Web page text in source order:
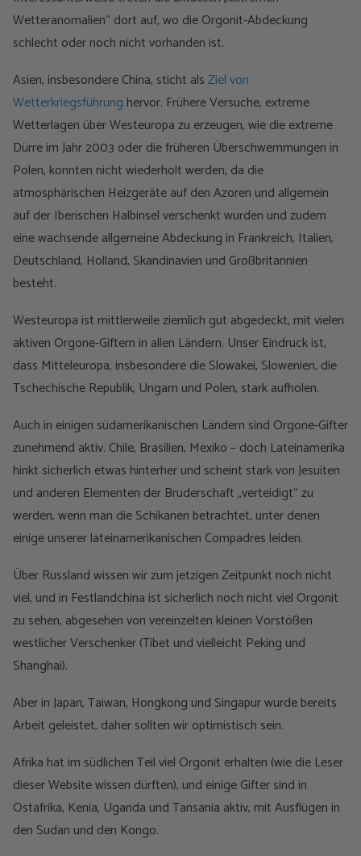
Wetteranomalien“ dort auf, wo die Orgonit-Abdeckung
schlecht oder noch nicht vorhanden ist.
Asien, insbesondere China, sticht alsZiel von
Wetterkriegsführung hervor. Frühere Versuche, extreme
Wetterlagen über Westeuropa zu erzeugen, wie die extreme
Dürre im Jahr 2003 oder die früheren Überschwemmungen in
Polen, konnten nicht wiederholt werden, da die
atmosphärischen Heizgeräte auf den Azoren und allgemein
auf der Iberischen Halbinsel verschenkt wurden und zudem
eine wachsende allgemeine Abdeckung in Frankreich, Italien,
Deutschland, Holland, Skandinavien und Großbritannien
besteht.
Westeuropa ist mittlerweile ziemlich gut abgedeckt, mit vielen
aktiven Orgone-Giftern in allen Ländern. Unser Eindruck ist,
dass Mitteleuropa, insbesondere die Slowakei, Slowenien, die
Tschechische Republik, Ungarn und Polen, stark aufholen.
Auch in einigen südamerikanischen Ländern sind Orgone-Gifter
zunehmend aktiv. Chile, Brasilien, Mexiko – doch Lateinamerika
hinkt sicherlich etwas hinterher und scheint stark von Jesuiten
und anderen Elementen der Bruderschaft „verteidigt“ zu
werden, wenn man die Schikanen betrachtet, unter denen
einige unserer lateinamerikanischen Compadres leiden.
Über Russland wissen wir zum jetzigen Zeitpunkt noch nicht
viel, und in Festlandchina ist sicherlich noch nicht viel Orgonit
zu sehen, abgesehen von vereinzelten kleinen Vorstößen
westlicher Verschenker (Tibet und vielleicht Peking und
Shanghai).
Aber in Japan, Taiwan, Hongkong und Singapur wurde bereits
Arbeit geleistet, daher sollten wir optimistisch sein.
Afrika hat im südlichen Teil viel Orgonit erhalten (wie die Leser
dieser Website wissen dürften), und einige Gifter sind in
Ostafrika, Kenia, Uganda und Tansania aktiv, mit Ausflügen in
den Sudan und den Kongo.